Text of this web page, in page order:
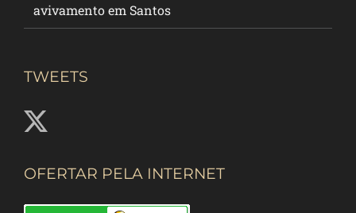
avivamento em Santos
TWEETS
OFERTAR PELA INTERNET